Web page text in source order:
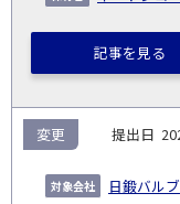
記事を見る
日鍛バルブ
変更